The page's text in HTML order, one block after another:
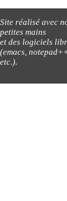
Site réalisé avec
petites mains
et des logiciels
(emacs,
etc.).